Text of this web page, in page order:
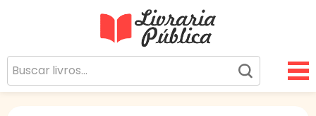
Sua Biblioteca Virtual Gratuita